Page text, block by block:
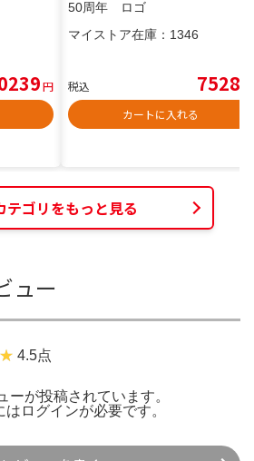
円
50周年 ロゴ
マイストア在庫： 1346
税込 7528
カートに入れる
テゴリをもっと見る
ュー
4.5点
ーが投稿されています。
は ログインが必要です。